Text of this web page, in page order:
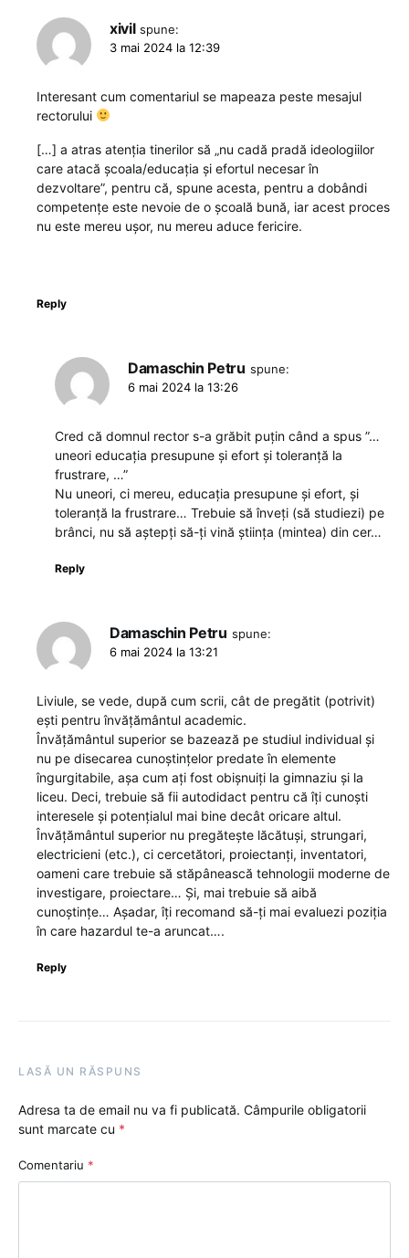
xivil spune:
3 mai 2024 la 12:39
Interesant cum comentariul se mapeaza peste mesajul
rectorului
[…] a atras atenția tinerilor să „nu cadă pradă ideologiilor
care atacă școala/educația și efortul necesar în
dezvoltare”, pentru că, spune acesta, pentru a dobândi
competențe este nevoie de o școală bună, iar acest proces
nu este mereu ușor, nu mereu aduce fericire.
Reply
Damaschin Petru spune:
6 mai 2024 la 13:26
Cred că domnul rector s-a grăbit puțin când a spus ”…
uneori educația presupune și efort și toleranță la
frustrare, …”
Nu uneori, ci mereu, educația presupune și efort, și
toleranță la frustrare… Trebuie să înveți (să studiezi) pe
brânci, nu să aștepți să-ți vină știința (mintea) din cer…
Reply
Damaschin Petru spune:
6 mai 2024 la 13:21
Liviule, se vede, după cum scrii, cât de pregătit (potrivit)
ești pentru învățământul academic.
Învățământul superior se bazează pe studiul individual și
nu pe disecarea cunoștințelor predate în elemente
îngurgitabile, așa cum ați fost obișnuiți la gimnaziu și la
liceu. Deci, trebuie să fii autodidact pentru că îți cunoști
interesele și potențialul mai bine decât oricare altul.
Învățământul superior nu pregătește lăcătuși, strungari,
electricieni (etc.), ci cercetători, proiectanți, inventatori,
oameni care trebuie să stăpânească tehnologii moderne de
investigare, proiectare… Și, mai trebuie să aibă
cunoștințe… Așadar, îți recomand să-ți mai evaluezi poziția
în care hazardul te-a aruncat….
Reply
LASĂ UN RĂSPUNS
Adresa ta de email nu va fi publicată. Câmpurile obligatorii
sunt marcate cu *
Comentariu *